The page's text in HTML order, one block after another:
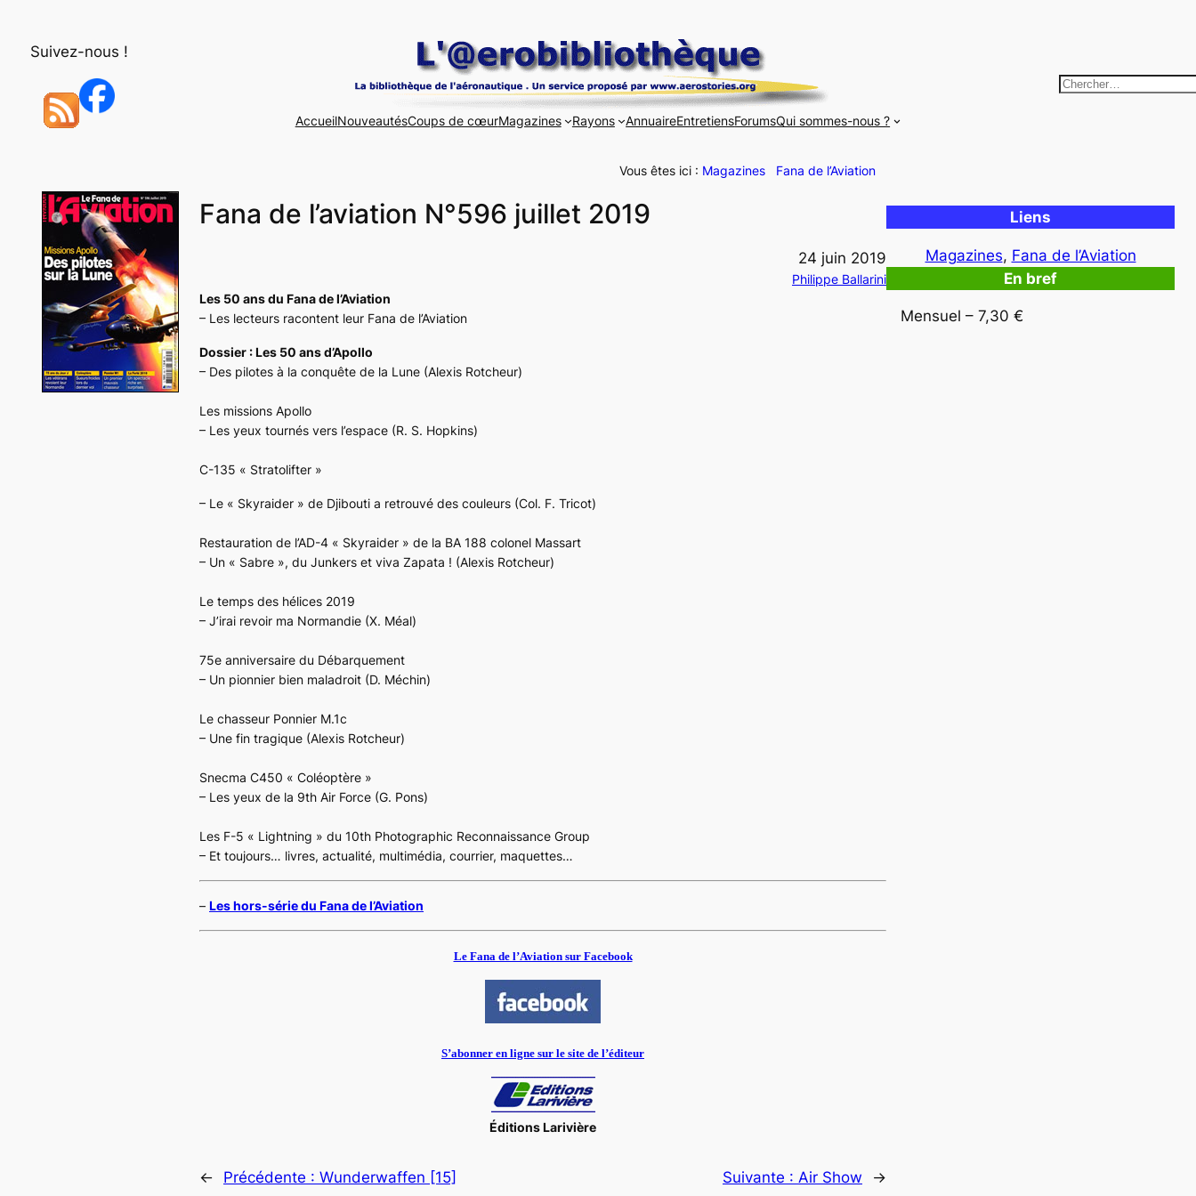
Suivez-nous !
AccueilNouveautésCoups de cœurMagazines Rayons AnnuaireEntretiensForumsQui sommes-nous ?
R
r
c
h
e
r
Vous êtes ici : Magazines Fana de l’Aviation
Fana de l’aviation N°596 juillet 2019
24 juin 2019
Philippe Ballarini
Les 50 ans du Fana de l’Aviation
– Les lecteurs racontent leur Fana de l’Aviation
Dossier : Les 50 ans d’Apollo
– Des pilotes à la conquête de la Lune (Alexis Rotcheur)
Les missions Apollo
– Les yeux tournés vers l’espace (R. S. Hopkins)
C-135 « Stratolifter »
– Le « Skyraider » de Djibouti a retrouvé des couleurs (Col. F. Tricot)
Restauration de l’AD-4 « Skyraider » de la BA 188 colonel Massart
– Un « Sabre », du Junkers et viva Zapata ! (Alexis Rotcheur)
Le temps des hélices 2019
– J’irai revoir ma Normandie (X. Méal)
75e anniversaire du Débarquement
– Un pionnier bien maladroit (D. Méchin)
Le chasseur Ponnier M.1c
– Une fin tragique (Alexis Rotcheur)
Snecma C450 « Coléoptère »
– Les yeux de la 9th Air Force (G. Pons)
Les F-5 « Lightning » du 10th Photographic Reconnaissance Group
– Et toujours… livres, actualité, multimédia, courrier, maquettes…
– Les hors-série du Fana de l’Aviation
Le Fana de l’Aviation sur Facebook
S’abonner en ligne sur le site de l’éditeur
Éditions Larivière
← Précédente : Wunderwaffen [15] Suivante : Air Show →
Liens
Magazines, Fana de l’Aviation
En bref
Mensuel – 7,30 €